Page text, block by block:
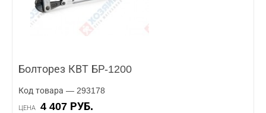
Болторез КВТ БР-1200
Код товара — 293178
ЦЕНА 4 407 РУБ.